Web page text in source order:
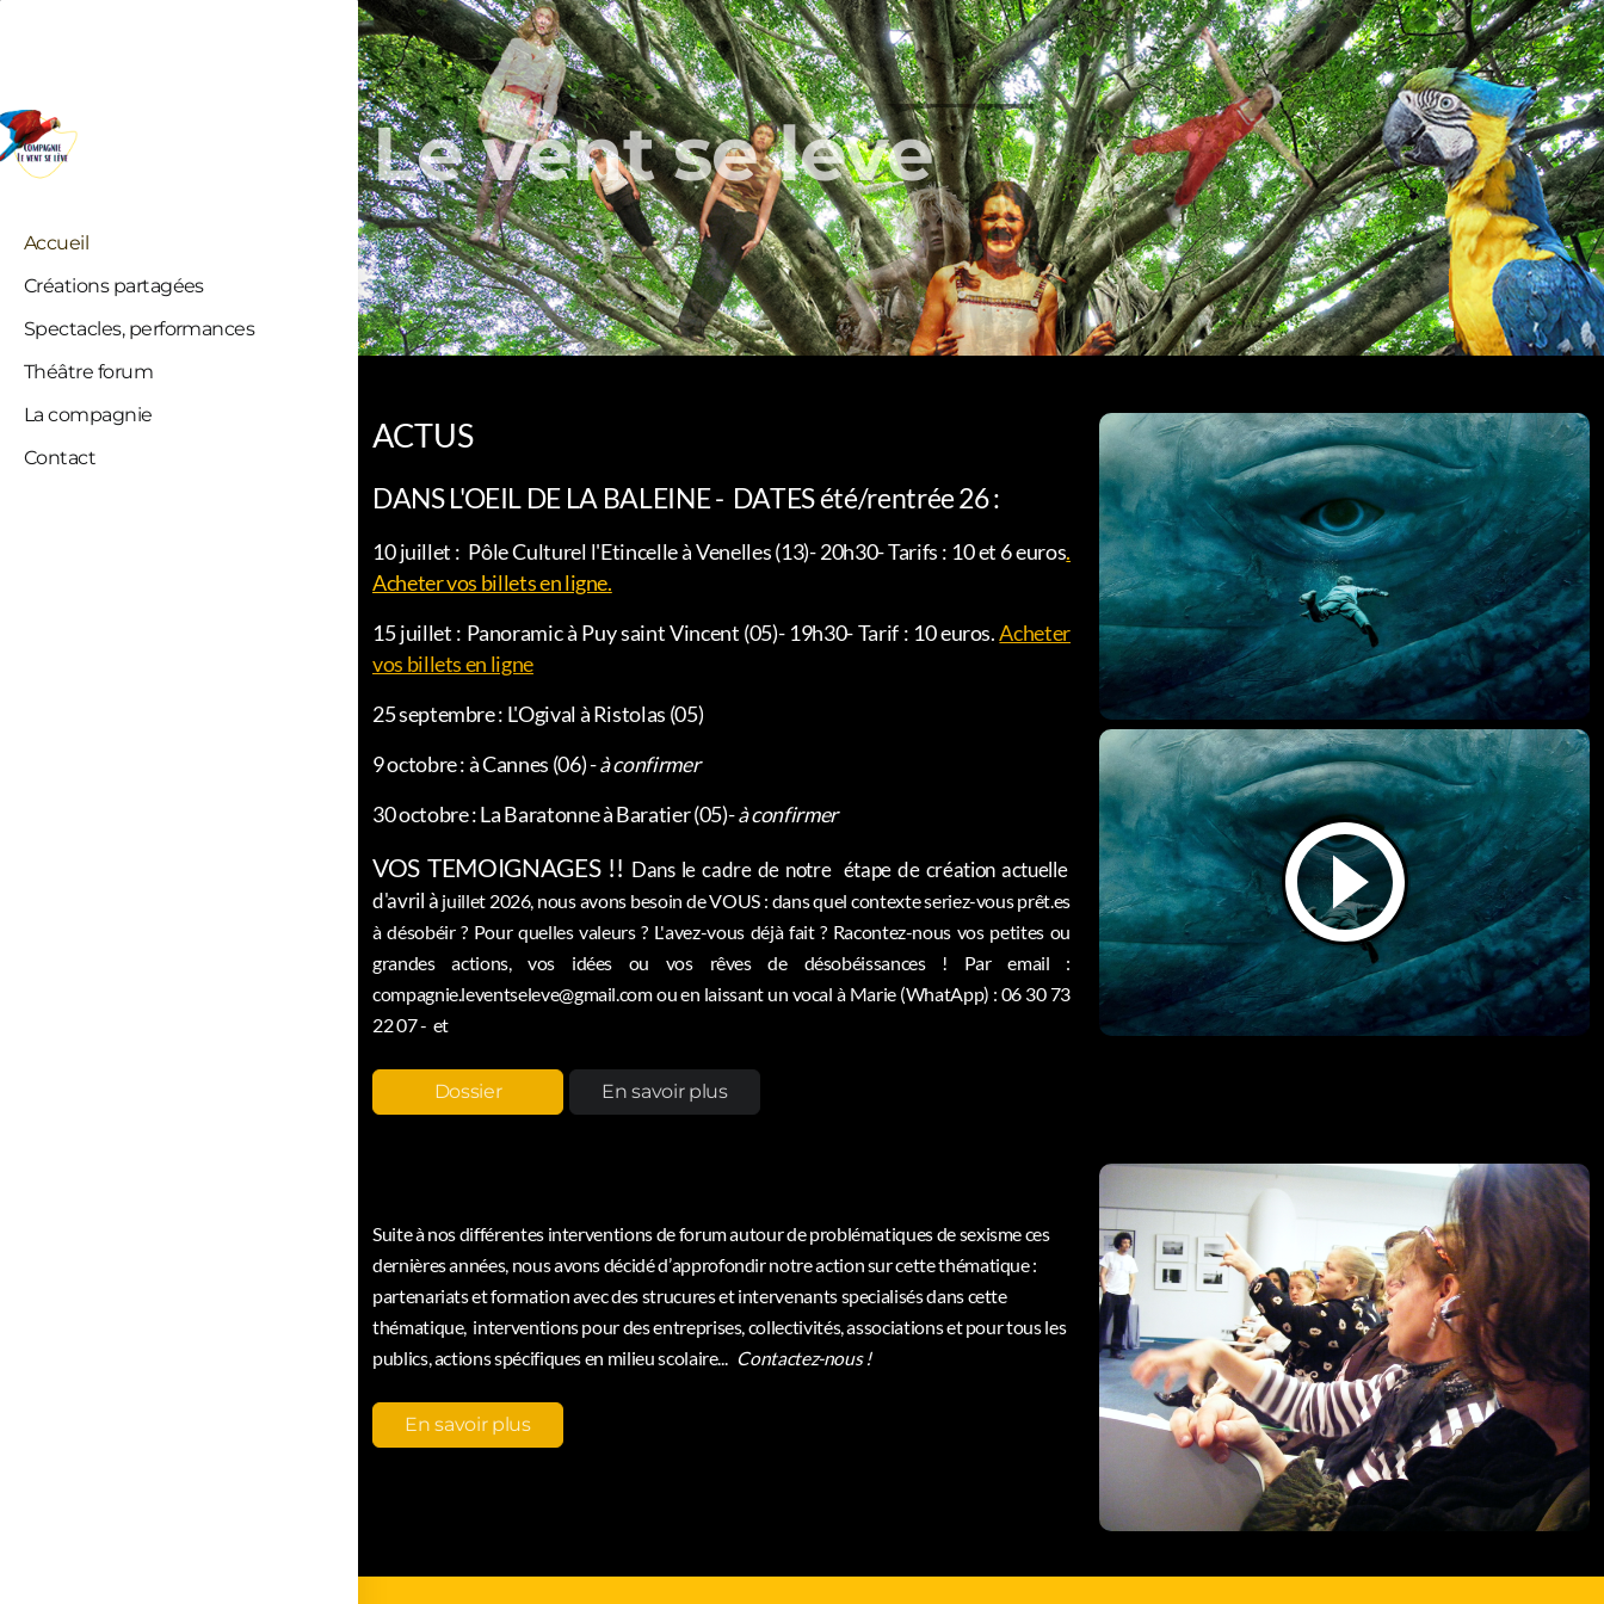
Compagnie le Vent se Lève
Accueil
Créations partagées
Spectacles, performances
Théâtre forum
La compagnie
Contact
Le vent se lève
ACTUS
DANS L'OEIL DE LA BALEINE - DATES été/rentrée 26:
10 juillet : Pôle Culturel l'Etincelle à Venelles (13)- 20h30- Tarifs : 10 et 6 euros.
Acheter vos billets en ligne.
15 juillet : Panoramic à Puy saint Vincent (05)- 19h30- Tarif : 10 euros.Acheter
vos billets en ligne
25 septembre : L'Ogival à Ristolas (05)
9 octobre : à Cannes (06) -à confirmer
30 octobre : La Baratonne à Baratier (05)-à confirmer
VOS TEMOIGNAGES !! Dans le cadre de notreétape de création actuelle
d'avril à juillet 2026, nous avons besoin de VOUS : dans quel contexte seriez-vous prêt.es
à désobéir ? Pour quelles valeurs ? L'avez-vous déjà fait ? Racontez-nous vos petites ou
grandes actions, vos idées ou vos rêves de désobéissances ! Par email :
compagnie.leventseleve@gmail.com ou en laissant un vocal à Marie (WhatApp) : 06 30 73
22 07 - et
Dossier En savoir plus
Suite à nos différentes interventions de forum autour de problématiques de sexisme ces
dernières années, nous avons décidé d’approfondir notre action sur cette thématique :
partenariats et formation avec des strucures et intervenants specialisés dans cette
thématique, interventions pour des entreprises, collectivités, associations et pour tous les
publics, actions spécifiques en milieu scolaire... Contactez-nous !
En savoir plus